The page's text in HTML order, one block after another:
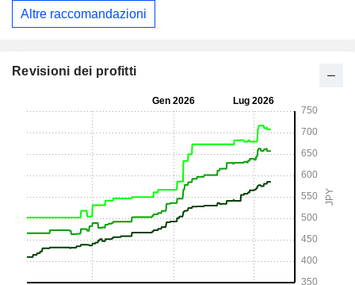
Altre raccomandazioni
Revisioni dei profitti